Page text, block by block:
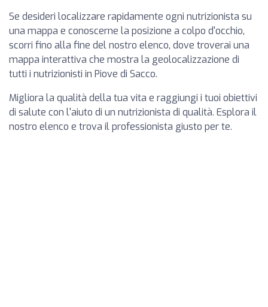
Se desideri localizzare rapidamente ogni nutrizionista su
una mappa e conoscerne la posizione a colpo d'occhio,
scorri fino alla fine del nostro elenco, dove troverai una
mappa interattiva che mostra la geolocalizzazione di
tutti i nutrizionisti in Piove di Sacco.
Migliora la qualità della tua vita e raggiungi i tuoi obiettivi
di salute con l'aiuto di un nutrizionista di qualità. Esplora il
nostro elenco e trova il professionista giusto per te.